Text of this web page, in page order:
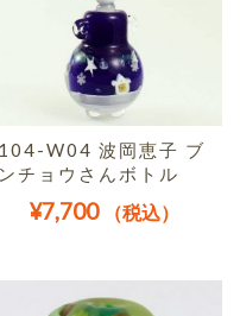
104-W04 波岡恵子 ブ
ンチョウさんボトル
¥7,700 （税込）